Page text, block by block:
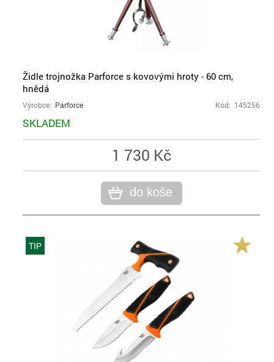
Židle trojnožka Parforce s kovovými hroty - 60 cm,
hnědá
Výrobce: Parforce Kód: 145256
SKLADEM
1 730 Kč
do koše
TIP